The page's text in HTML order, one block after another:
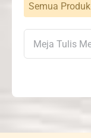
Semua Produk